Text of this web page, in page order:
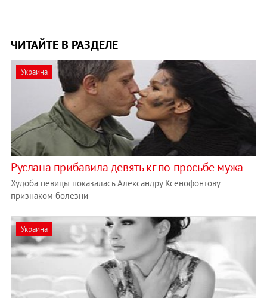
ЧИТАЙТЕ В РАЗДЕЛЕ
Украина
Руслана прибавила девять кг по просьбе мужа
Худоба певицы показалась Александру Ксенофонтову
признаком болезни
Украина